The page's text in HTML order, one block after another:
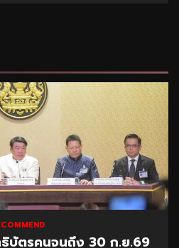
ธิบัตรคนจนถึง 30 ก.ย.69